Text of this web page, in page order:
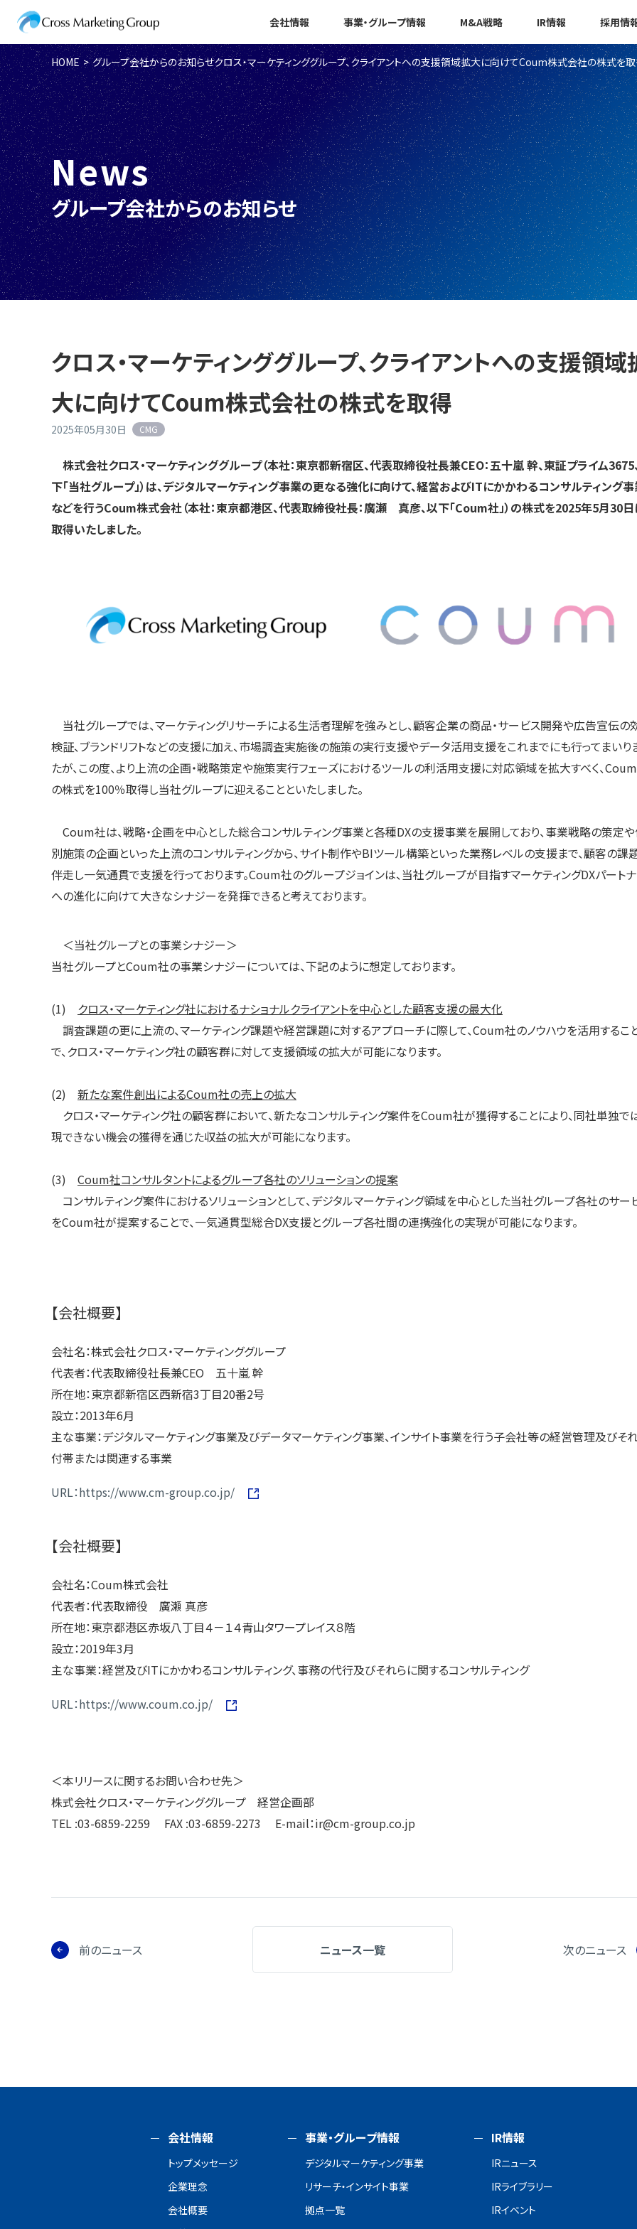
会社情報 事業・グループ情報 M&A戦略 IR情報 採用情
HOME グループ会社からのお知らせクロス・マーケティンググループ、クライアントへの支援領域拡大に向けてCoum株式会社の株式を
News
グループ会社からのお知らせ
クロス・マーケティンググループ、クライアントへの支援領域
大に向けてCoum株式会社の株式を取得
2025年05月30日 CMG
株式会社クロス・マーケティンググループ（本社：東京都新宿区、代表取締役社長兼CEO：五十嵐 幹、東証プライム3675
下「当社グループ」）は、デジタルマーケティング事業の更なる強化に向けて、経営およびITにかかわるコンサルティング
などを行うCoum株式会社（本社：東京都港区、代表取締役社長：廣瀬 真彦、以下「Coum社」）の株式を2025年5月30
取得いたしました。
当社グループでは、マーケティングリサーチによる生活者理解を強みとし、顧客企業の商品・サービス開発や広告宣伝の
検証、ブランドリフトなどの支援に加え、市場調査実施後の施策の実行支援やデータ活用支援をこれまでにも行ってまいり
たが、この度、より上流の企画・戦略策定や施策実行フェーズにおけるツールの利活用支援に対応領域を拡大すべく、
の株式を100％取得し当社グループに迎えることといたしました。
Coum社は、戦略・企画を中心とした総合コンサルティング事業と各種DXの支援事業を展開しており、事業戦略の策定
別施策の企画といった上流のコンサルティングから、サイト制作やBIツール構築といった業務レベルの支援まで、顧客の課
伴走し一気通貫で支援を行っております。Coum社のグループジョインは、当社グループが目指すマーケティングDXパート
への進化に向けて大きなシナジーを発揮できると考えております。
＜当社グループとの事業シナジー＞
当社グループとCoum社の事業シナジーについては、下記のように想定しております。
(1) クロス・マーケティング社におけるナショナルクライアントを中心とした顧客支援の最大化
調査課題の更に上流の、マーケティング課題や経営課題に対するアプローチに際して、Coum社のノウハウを活用するこ
で、クロス・マーケティング社の顧客群に対して支援領域の拡大が可能になります。
(2) 新たな案件創出によるCoum社の売上の拡大
クロス・マーケティング社の顧客群において、新たなコンサルティング案件をCoum社が獲得することにより、同社単独で
現できない機会の獲得を通じた収益の拡大が可能になります。
(3) Coum社コンサルタントによるグループ各社のソリューションの提案
コンサルティング案件におけるソリューションとして、デジタルマーケティング領域を中心とした当社グループ各社のサー
をCoum社が提案することで、一気通貫型総合DX支援とグループ各社間の連携強化の実現が可能になります。
【会社概要】
会社名：株式会社クロス・マーケティンググループ
代表者：代表取締役社長兼CEO 五十嵐 幹
所在地：東京都新宿区西新宿3丁目20番2号
設立：2013年6月
主な事業：デジタルマーケティング事業及びデータマーケティング事業、インサイト事業を行う子会社等の経営管理及びそ
付帯または関連する事業
URL：https://www.cm-group.co.jp/
【会社概要】
会社名：Coum株式会社
代表者：代表取締役 廣瀬 真彦
所在地：東京都港区赤坂八丁目４－１４青山タワープレイス８階
設立：2019年3月
主な事業：経営及びITにかかわるコンサルティング、事務の代行及びそれらに関するコンサルティング
URL：https://www.coum.co.jp/
＜本リリースに関するお問い合わせ先＞
株式会社クロス・マーケティンググループ 経営企画部
TEL :03-6859-2259 FAX :03-6859-2273 E-mail：ir@cm-group.co.jp
前のニュース ニュース一覧 次のニュース
会社情報
トップメッセージ
企業理念
会社概要
事業・グループ情報
デジタルマーケティング事業
リサーチ・インサイト事業
拠点一覧
IR情報
IRニュース
IRライブラリー
IRイベント